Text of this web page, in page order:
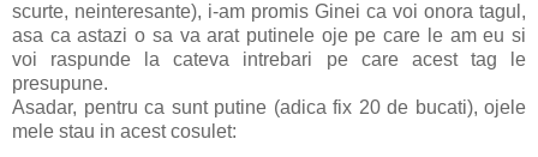
scurte, neinteresante), i-am promis Ginei ca voi onora tagul,
asa ca astazi o sa va arat putinele oje pe care le am eu si
voi raspunde la cateva intrebari pe care acest tag le
presupune.
Asadar, pentru ca sunt putine (adica fix 20 de bucati), ojele
mele stau in acest cosulet: